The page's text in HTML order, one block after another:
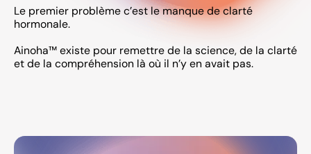
Le premier problème c’est le manque de clarté
hormonale.
Ainoha™ existe pour remettre de la science, de la clarté
et de la compréhension là où il n’y en avait pas.